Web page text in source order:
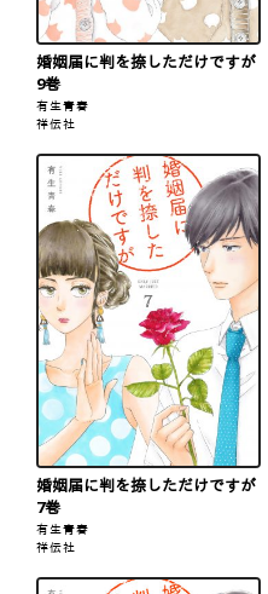
婚姻届に判を捺しただけですが
9巻
有生青春
祥伝社
婚姻届に判を捺しただけですが
7巻
有生青春
祥伝社